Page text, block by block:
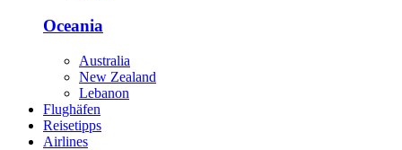
Oceania
Australia
New Zealand
Lebanon
Flughäfen
Reisetipps
Airlines